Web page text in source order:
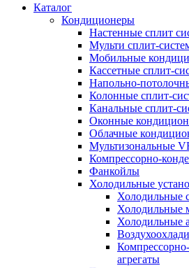
Каталог
Кондиционеры
Настенные сплит
Мульти сплит-
Мобильные
Кассетные сплит-
Напольно-
Колонные сплит-
Канальные сплит-
Оконные
Облачные
Мультизональные
Компрессорно-
Фанкойлы
Холодильные
Холодильные
Холодильные
Холодильные
агрегаты